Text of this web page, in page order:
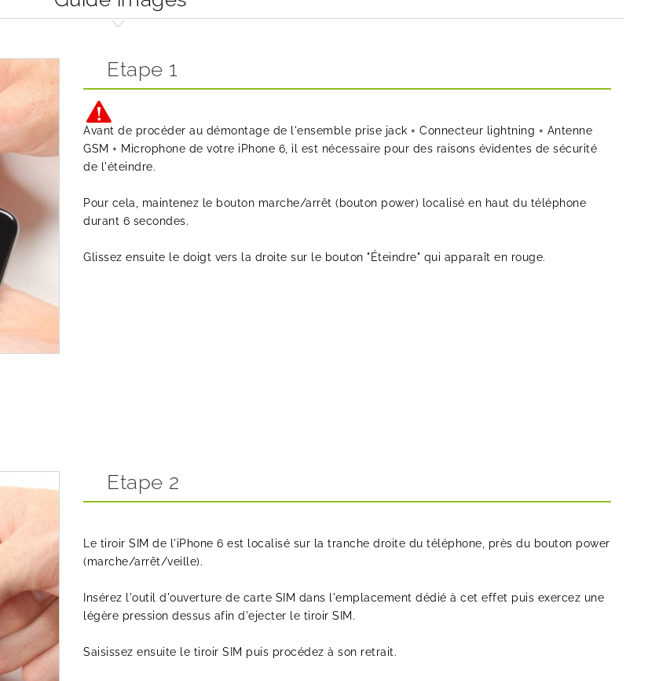
Etape 1
Avant de procéder au démontage de l'ensemble prise jack + Connecteur lightning + Antenne
GSM + Microphone de votre iPhone 6, il est nécessaire pour des raisons évidentes de sécurité
de l'éteindre.
Pour cela, maintenez le bouton marche/arrêt (bouton power) localisé en haut du téléphone
durant 6 secondes.
Glissez ensuite le doigt vers la droite sur le bouton "Éteindre" qui apparaît en rouge.
Etape 2
Le tiroir SIM de l'iPhone 6 est localisé sur la tranche droite du téléphone, près du bouton power
(marche/arrêt/veille).
Insérez l'outil d'ouverture de carte SIM dans l'emplacement dédié à cet effet puis exercez une
légère pression dessus afin d'ejecter le tiroir SIM.
Saisissez ensuite le tiroir SIM puis procédez à son retrait.